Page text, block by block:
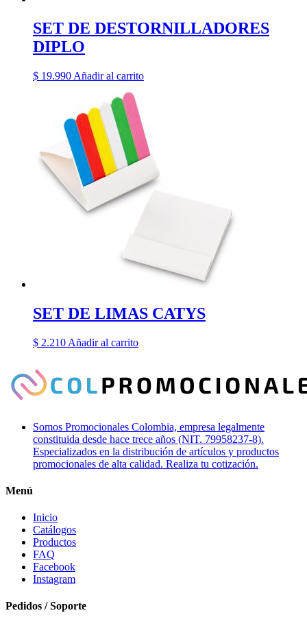
SET DE DESTORNILLADORES
DIPLO
$ 19.990 Añadir al carrito
SET DE LIMAS CATYS
$ 2.210 Añadir al carrito
Somos Promocionales Colombia, empresa legalmente
constituida desde hace trece años (NIT. 79958237-8).
Especializados en la distribución de artículos y productos
promocionales de alta calidad. Realiza tu cotización.
Menú
Inicio
Catálogos
Productos
FAQ
Facebook
Instagram
Pedidos / Soporte